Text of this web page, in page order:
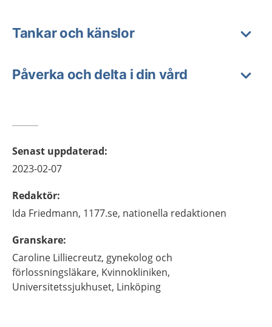
Tankar och känslor
Påverka och delta i din vård
Senast uppdaterad:
2023-02-07
Redaktör:
Ida Friedmann, 1177.se, nationella redaktionen
Granskare:
Caroline Lilliecreutz, gynekolog och
förlossningsläkare, Kvinnokliniken,
Universitetssjukhuset, Linköping